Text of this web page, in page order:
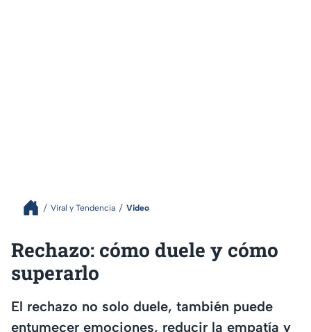
Viral y Tendencia Video
Rechazo: cómo duele y cómo
superarlo
El rechazo no solo duele, también puede
entumecer emociones, reducir la empatía y